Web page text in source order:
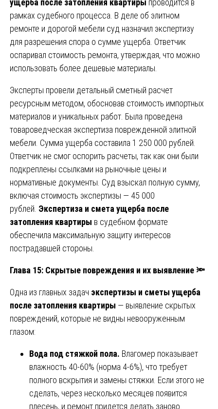
ущерба после затопления квартиры проводится в
рамках судебного процесса. В деле об элитном
ремонте и дорогой мебели суд назначил экспертизу
для разрешения спора о сумме ущерба. Ответчик
оспаривал стоимость ремонта, утверждая, что можно
использовать более дешевые материалы.
Эксперты провели детальный сметный расчет
ресурсным методом, обосновав стоимость импортных
материалов и уникальных работ. Была проведена
товароведческая экспертиза поврежденной элитной
мебели. Сумма ущерба составила 1 250 000 рублей.
Ответчик не смог оспорить расчеты, так как они были
подкреплены ссылками на рыночные цены и
нормативные документы. Суд взыскал полную сумму,
включая стоимость экспертизы — 45 000
рублей. Экспертиза и смета ущерба после
затопления квартиры в судебном формате
обеспечила максимальную защиту интересов
пострадавшей стороны.
Глава 15: Скрытые повреждения и их выявление 🔦
Одна из главных задач экспертизы и сметы ущерба
после затопления квартиры — выявление скрытых
повреждений, которые не видны невооруженным
глазом:
Вода под стяжкой пола. Влагомер показывает
влажность 40-60% (норма 4-6%), что требует
полного вскрытия и замены стяжки. Если этого не
сделать, через несколько месяцев появится
плесень, и ремонт придется делать заново.